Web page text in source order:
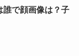
誰で顔画像は？子